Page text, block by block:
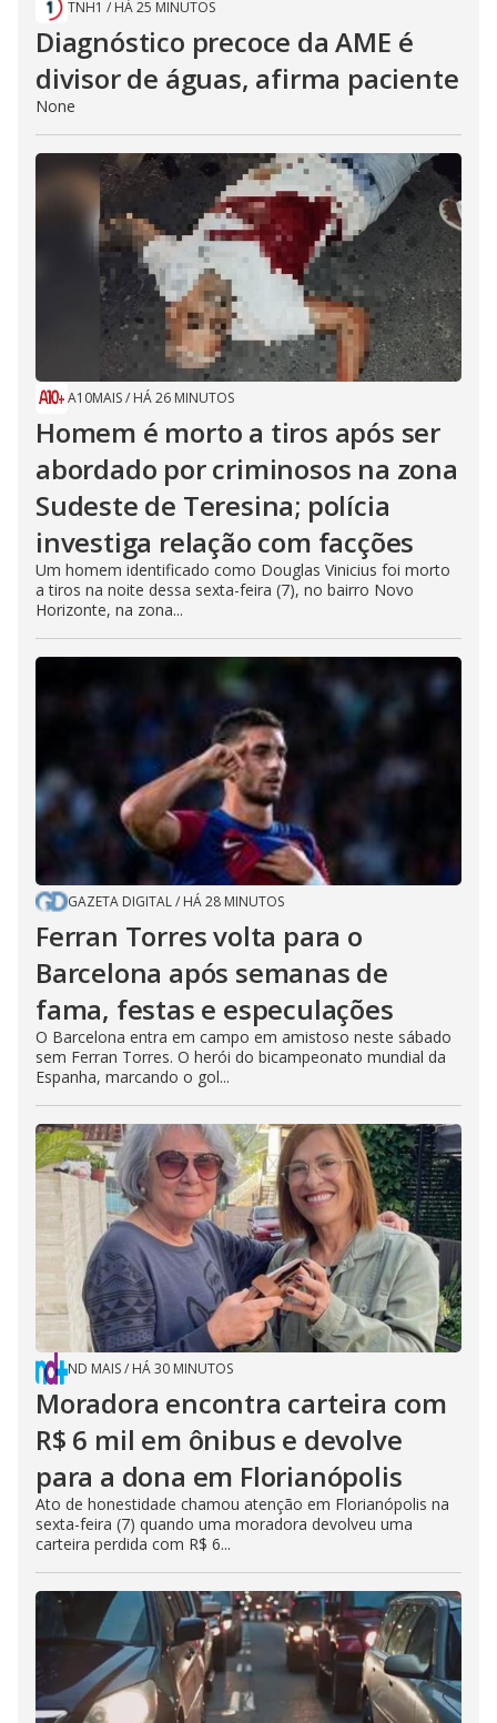
TNH1 / HÁ 25 MINUTOS
Diagnóstico precoce da AME é
divisor de águas, afirma paciente
None
A10MAIS/ HÁ 26 MINUTOS
Homem é morto a tiros após ser
abordado por criminosos na zona
Sudeste de Teresina; polícia
investiga relação com facções
Um homem identificado como Douglas Vinicius foi morto
a tiros na noite dessa sexta-feira (7), no bairro Novo
Horizonte, na zona...
GAZETA DIGITAL/ HÁ 28 MINUTOS
Ferran Torres volta para o
Barcelona após semanas de
fama, festas e especulações
O Barcelona entra em campo em amistoso neste sábado
sem Ferran Torres. O herói do bicampeonato mundial da
Espanha, marcando o gol...
ND MAIS/ HÁ 30 MINUTOS
Moradora encontra carteira com
R$ 6 mil em ônibus e devolve
para a dona em Florianópolis
Ato de honestidade chamou atenção em Florianópolis na
sexta-feira (7) quando uma moradora devolveu uma
carteira perdida com R$ 6...